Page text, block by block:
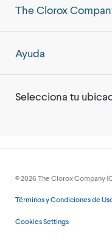
The Clorox
Ayuda
Selecciona tu
©2026 The Clorox Company
Términos y Condiciones de
Cookies Settings